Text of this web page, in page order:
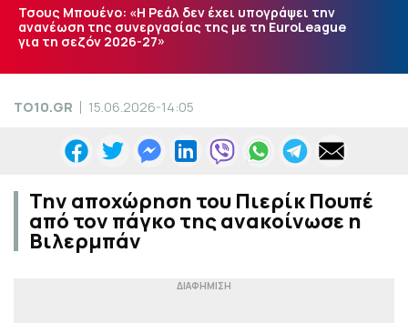
Τσους Μπουένο: «Η Ρεάλ δεν έχει υπογράψει την
ανανέωση της συνεργασίας της με τη EuroLeague
για τη σεζόν 2026-27»
TO10.GR 15.06.2026-14:05
Την αποχώρηση του Πιερίκ Πουπέ
από τον πάγκο της ανακοίνωσε η
Βιλερμπάν